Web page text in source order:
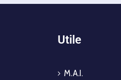
Utile
M.A.I.